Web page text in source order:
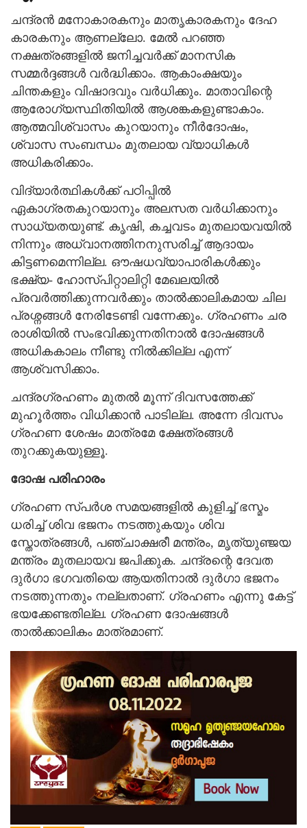
ചന്ദ്രൻ മനോകാരകനും മാതൃകാരകനും ദേഹ
കാരകനും ആണല്ലോ. മേൽ പറഞ്ഞ
നക്ഷത്രങ്ങളിൽ ജനിച്ചവർക്ക് മാനസിക
സമ്മർദ്ദങ്ങൾ വർദ്ധിക്കാം. ആകാംക്ഷയും
ചിന്തകളും വിഷാദവും വർധിക്കും. മാതാവിന്റെ
ആരോഗ്യസ്ഥിതിയിൽ ആശങ്കകളുണ്ടാകാം.
ആത്മവിശ്വാസം കുറയാനും നീർദോഷം,
ശ്വാസ സംബന്ധം മുതലായ വ്യാധികൾ
അധികരിക്കാം.
വിദ്യാർത്ഥികൾക്ക് പഠിപ്പിൽ
ഏകാഗ്രതകുറയാനും അലസത വർധിക്കാനും
സാധ്യതയുണ്ട്. കൃഷി, കച്ചവടം മുതലായവയിൽ
നിന്നും അധ്വാനത്തിനനുസരിച്ച് ആദായം
കിട്ടണമെന്നില്ല. ഔഷധവ്യാപാരികൾക്കും
ഭക്ഷ്യ- ഹോസ്പിറ്റാലിറ്റി മേഖലയിൽ
പ്രവർത്തിക്കുന്നവർക്കും താൽക്കാലികമായ ചില
പ്രശ്നങ്ങൾ നേരിടേണ്ടി വന്നേക്കും. ഗ്രഹണം ചര
രാശിയിൽ സംഭവിക്കുന്നതിനാൽ ദോഷങ്ങൾ
അധികകാലം നീണ്ടു നിൽക്കില്ല എന്ന്
ആശ്വസിക്കാം.
ചന്ദ്രഗ്രഹണം മുതൽ മൂന്ന് ദിവസത്തേക്ക്
മുഹൂർത്തം വിധിക്കാൻ പാടില്ല. അന്നേ ദിവസം
ഗ്രഹണ ശേഷം മാത്രമേ ക്ഷേത്രങ്ങൾ
തുറക്കുകയുള്ളൂ.
ദോഷ പരിഹാരം
ഗ്രഹണ സ്പർശ സമയങ്ങളിൽ കുളിച്ച് ഭസ്മം
ധരിച്ച് ശിവ ഭജനം നടത്തുകയും ശിവ
സ്തോത്രങ്ങൾ, പഞ്ചാക്ഷരീ മന്ത്രം, മൃത്യുഞ്ജയ
മന്ത്രം മുതലായവ ജപിക്കുക. ചന്ദ്രന്റെ ദേവത
ദുർഗാ ഭഗവതിയെ ആയതിനാൽ ദുർഗാ ഭജനം
നടത്തുന്നതും നല്ലതാണ്. ഗ്രഹണം എന്നു കേട്ട്
ഭയക്കേണ്ടതില്ല. ഗ്രഹണ ദോഷങ്ങൾ
താൽക്കാലികം മാത്രമാണ്.